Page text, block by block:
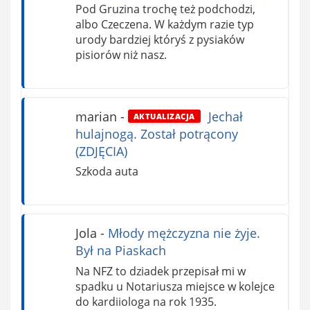
Pod Gruzina trochę też podchodzi,
albo Czeczena. W każdym razie typ
urody bardziej któryś z pysiaków
pisiorów niż nasz.
marian - AKTUALIZACJA
Jechał
hulajnogą. Został potrącony
(ZDJĘCIA)
Szkoda auta
Jola - Młody mężczyzna nie żyje.
Był na Piaskach
Na NFZ to dziadek przepisał mi w
spadku u Notariusza miejsce w kolejce
do kardiiologa na rok 1935.